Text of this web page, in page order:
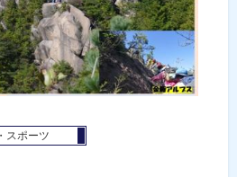
スポーツ